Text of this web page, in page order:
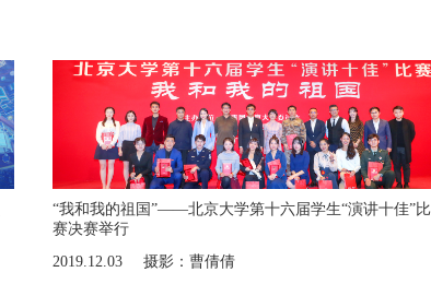
“我和我的祖国”——北京大学第十六届学生“演讲十佳”比
赛决赛举行
2019.12.03
摄影：曹倩倩